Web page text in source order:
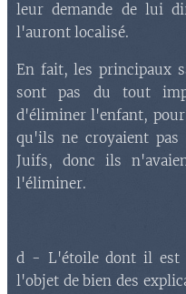
leur demande de lui
l'auront localisé.
En fait, les principaux
sont pas du tout
d'éliminer l'enfant,
qu'ils ne croyaient
Juifs, donc ils
l'éliminer.
d - L'étoile dont il est
l'objet de bien des